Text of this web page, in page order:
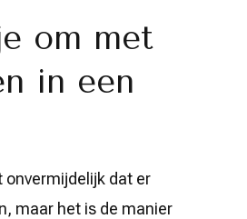
om met
in een
onvermijdelijk dat er
maar het is de manier